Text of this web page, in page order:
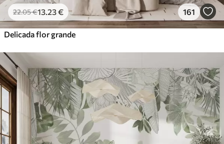
22.05€13 .23€ 161
Delicada flor grande